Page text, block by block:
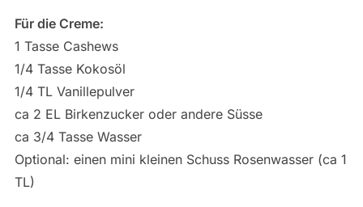
Für die Creme:
1 Tasse Cashews
1/4 Tasse Kokosöl
1/4 TL Vanillepulver
ca 2 EL Birkenzucker oder andere Süsse
ca 3/4 Tasse Wasser
Optional: einen mini kleinen Schuss Rosenwasser (ca 1
TL)